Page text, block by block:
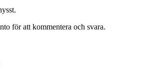
för att kommentera och svara.